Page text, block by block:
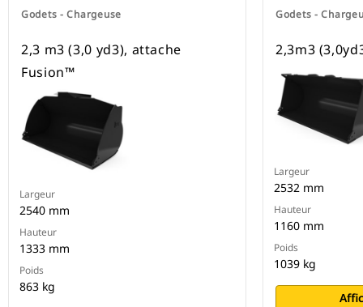
Godets - Chargeuse
2,3 m3 (3,0 yd3), attache
Fusion™
Largeur
2540 mm
Hauteur
1333 mm
Poids
863 kg
Godets -
2,3m3
Largeur
2532 mm
Hauteur
1160 mm
Poids
1039 kg